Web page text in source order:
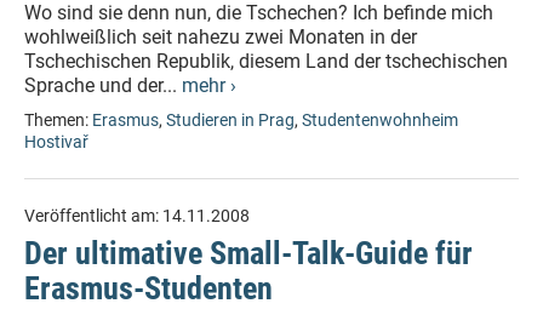
Wo sind sie denn nun, die Tschechen? Ich befinde mich
wohlweißlich seit nahezu zwei Monaten in der
Tschechischen Republik, diesem Land der tschechischen
Sprache und der... mehr ›
Themen: Erasmus, Studieren in Prag, Studentenwohnheim
Hostivař
Veröffentlicht am: 14.11.2008
Der ultimative Small-Talk-Guide für
Erasmus-Studenten